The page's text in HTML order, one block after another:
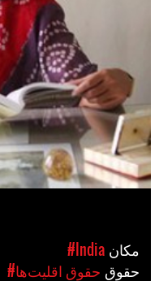
#India
#حقوق اقلیت‌ها